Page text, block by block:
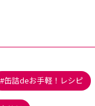
缶詰deお手軽！レシピ